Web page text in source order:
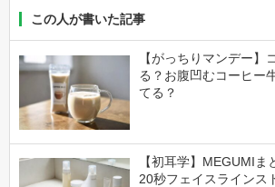
この人が書いた記事
【がっちりマンデー】
る？お腹凹むコーヒー
てる？
【初耳学】MEGUMIま
20秒フェイスラインス